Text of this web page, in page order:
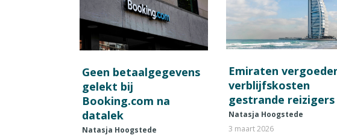
Geen betaalgegevens
gelekt bij
Booking.com na
datalek
Natasja Hoogstede
Emiraten
verblijfskosten
gestrande reizigers
Natasja Hoogstede
3 maart 2026